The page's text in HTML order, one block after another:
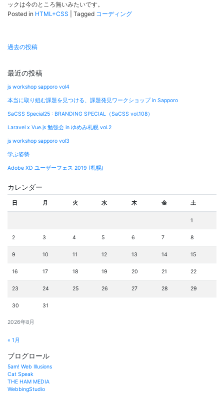
ックは今のところ無いみたいです。
Posted in HTML+CSS Tagged コーディング
投
ナ
ビ
ゲ
ー
シ
ョ
過去の投稿
最近の投稿
js workshop sapporo vol4
本当に取り組む課題を見つける、課題発見ワークショップ in Sapporo
SaCSS Special25 : BRANDING SPECIAL（SaCSS vol.108）
Laravel x Vue.js 勉強会 in ゆめみ札幌 vol.2
js workshop sapporo vol3
学ぶ姿勢
Adobe XD ユーザーフェス 2019 (札幌)
カレンダー
2026年8月
日 月 火 水 木 金 土
1
2 3 4 5 6 7 8
9 10 11 12 13 14 15
16 17 18 19 20 21 22
23 24 25 26 27 28 29
30 31
« 1月
ブログロール
5am! Web Illusions
Cat Speak
THE HAM MEDIA
WebbingStudio